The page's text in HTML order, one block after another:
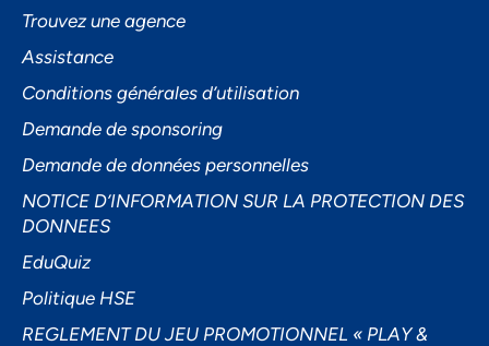
Trouvez une agence
Assistance
Conditions générales d’utilisation
Demande de sponsoring
Demande de données personnelles
NOTICE D’INFORMATION SUR LA PROTECTION DES
DONNEES
EduQuiz
Politique HSE
REGLEMENT DU JEU PROMOTIONNEL « PLAY &